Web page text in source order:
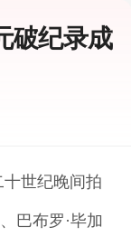
破纪录成
世纪晚间拍
巴布罗·毕加